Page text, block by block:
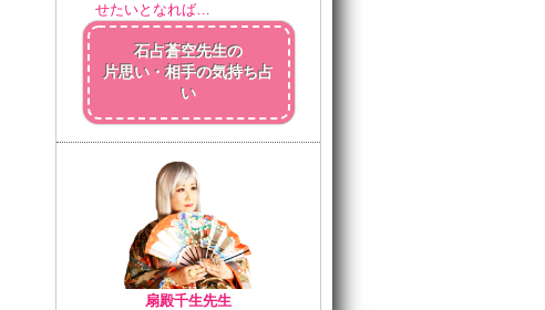
せたいとなれば…
石占蒼空先生の
片思い・相手の気持ち占
い
扇殿千生先生